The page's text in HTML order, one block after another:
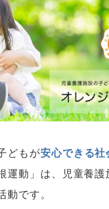
どもが安心できる社
運動」は、児童養
です。